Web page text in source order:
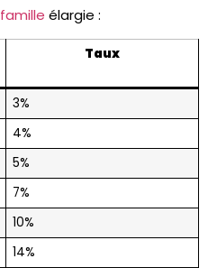
famille élargie :
Taux
3%
4%
5%
7%
10%
14%